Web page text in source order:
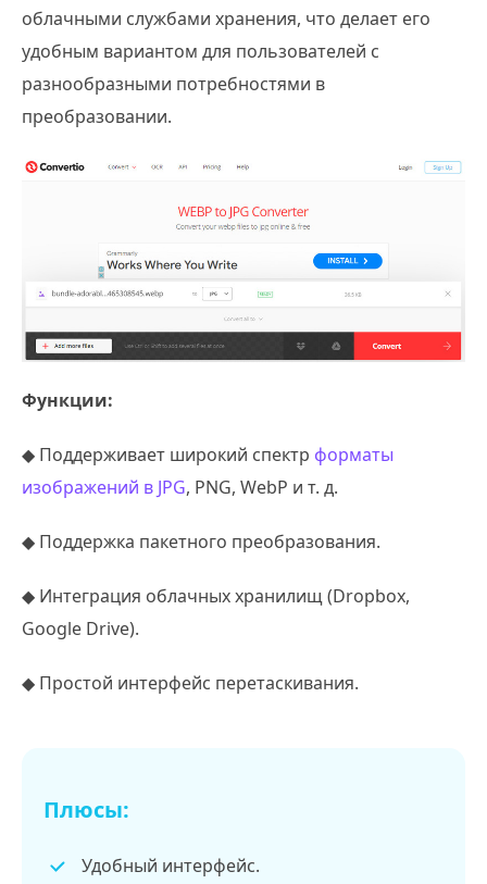
облачными службами хранения, что делает его
удобным вариантом для пользователей с
разнообразными потребностями в
преобразовании.
Функции:
◆ Поддерживает широкий спектр форматы
изображений в JPG, PNG, WebP и т. д.
◆ Поддержка пакетного преобразования.
◆ Интеграция облачных хранилищ (Dropbox,
Google Drive).
◆ Простой интерфейс перетаскивания.
Плюсы:
Удобный интерфейс.